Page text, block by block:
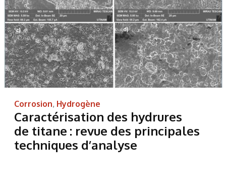
Corrosion, Hydrogène
Caractérisation des hydrures
de titane : revue des principales
techniques d’analyse